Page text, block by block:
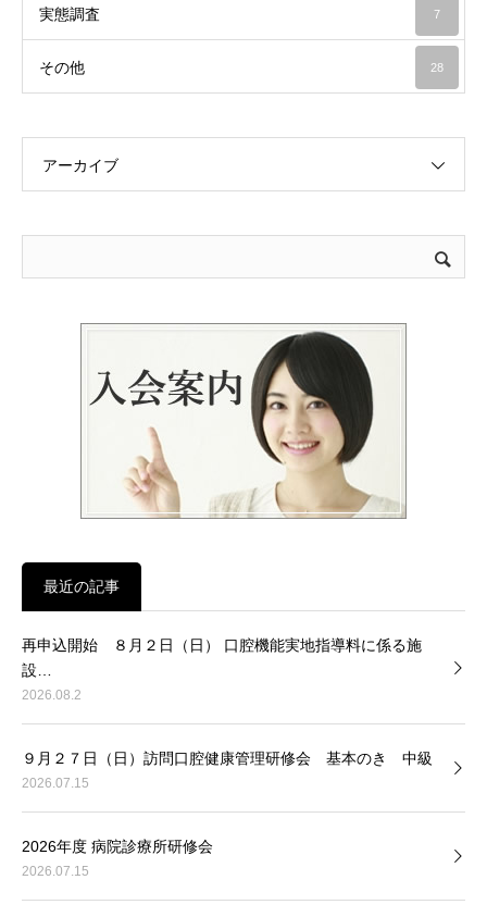
実態調査 7
その他 28
アーカイブ
最近の記事
再申込開始 ８月２日（日） 口腔機能実地指導料に係る施
設…
2026.08.2
９月２７日（日）訪問口腔健康管理研修会 基本のき 中級
2026.07.15
2026年度 病院診療所研修会
2026.07.15